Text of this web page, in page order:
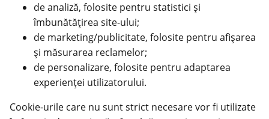
de analiză, folosite pentru statistici și
îmbunătățirea site-ului;
de marketing/publicitate, folosite pentru afișarea
și măsurarea reclamelor;
de personalizare, folosite pentru adaptarea
experienței utilizatorului.
Cookie-urile care nu sunt strict necesare vor fi utilizate